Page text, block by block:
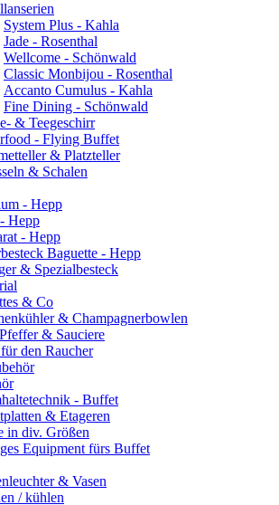
System Plus - Kahla
Jade - Rosenthal
Wellcome - Schönwald
Classic Monbijou - Rosenthal
Accanto Cumulus - Kahla
Fine Dining - Schönwald
& Teegeschirr
- Flying Buffet
& Platzteller
& Schalen
- Hepp
Hepp
- Hepp
Baguette - Hepp
& Spezialbesteck
& Co
& Champagnerbowlen
& Sauciere
den Raucher
- Buffet
& Etageren
in div. Größen
Equipment fürs Buffet
& Vasen
/ kühlen